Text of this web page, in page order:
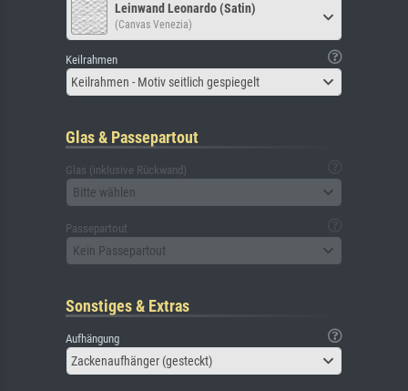
Leinwand Leonardo (Satin)
(Canvas Venezia)
Keilrahmen
Keilrahmen - Motiv seitlich gespiegelt
Glas & Passepartout
Glas (inklusive Rückwand)
Bitte wählen
Passepartout
Kein Passepartout
Sonstiges & Extras
Aufhängung
Zackenaufhänger (gesteckt)